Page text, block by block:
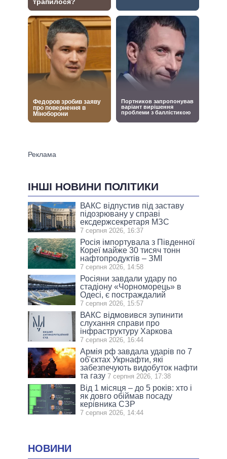
ІНШІ НОВИНИ ПОЛІТИКИ
ВАКС відпустив під заставу
підозрювану у справі
ексдержсекретаря МЗС
7 серпня 2026, 16:37
Росія імпортувала з Південної
Кореї майже 30 тисяч тонн
нафтопродуктів – ЗМІ
7 серпня 2026, 14:58
Росіяни завдали удару по
стадіону «Чорноморець» в
Одесі, є постраждалий
7 серпня 2026, 15:57
ВАКС відмовився зупинити
слухання справи про
інфраструктуру Харкова
7 серпня 2026, 16:44
Армія рф завдала ударів по 7
об'єктах Укрнафти, які
забезпечують видобуток нафти
та газу 7 серпня 2026, 17:38
Від 1 місяця – до 5 років: хто і
як довго обіймав посаду
керівника СЗР
7 серпня 2026, 14:44
НОВИНИ